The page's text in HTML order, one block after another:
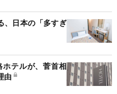
、日本の「多すぎ
ホテルが、菅首相
由